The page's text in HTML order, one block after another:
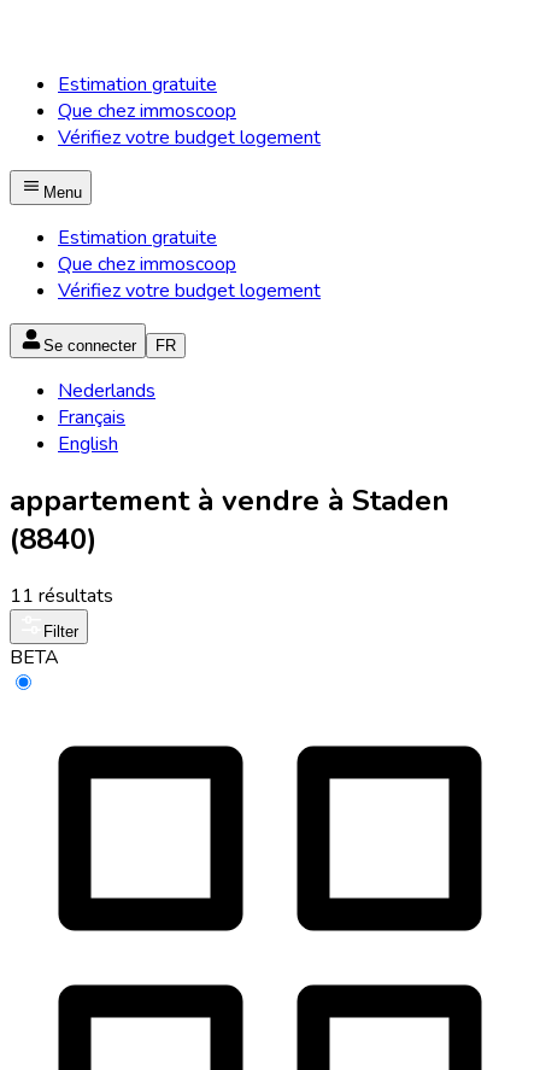
Estimation gratuite
Que chez immoscoop
Vérifiez votre budget logement
Menu
Estimation gratuite
Que chez immoscoop
Vérifiez votre budget logement
Se connecter FR
Nederlands
Français
English
appartement à vendre à Staden
(8840)
11 résultats
Filter
BETA